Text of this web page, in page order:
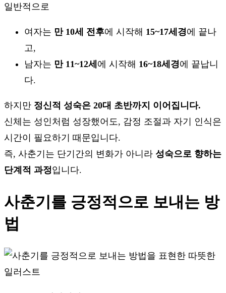
일반적으로
여자는 만 10세 전후에 시작해 15~17세경에 끝나
고,
남자는 만 11~12세 에 시작해 16~18세경에 끝납니
다.
하지만 정신적 성숙은 20대 초반까지 이어집니다.
신체는 성인처럼 성장했어도, 감정 조절과 자기 인식은
시간이 필요하기 때문입니다.
즉, 사춘기는 단기간의 변화가 아니라 성숙으로 향하는
단계적 과정입니다.
사춘기를 긍정적으로 보내는 방
법